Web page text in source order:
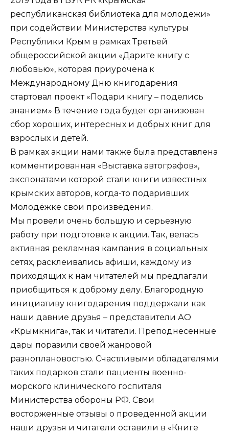
республиканская библиотека для молодежи»
при содействии Министерства культуры
Республики Крым в рамках Третьей
общероссийской акции «Дарите книгу с
любовью», которая приурочена к
Международному Дню книгодарения
стартовал проект «Подари книгу – поделись
знанием» В течение года будет организован
сбор хороших, интересных и добрых книг для
взрослых и детей.
В рамках акции нами также была представлена
комментированная «Выставка автографов»,
экспонатами которой стали книги известных
крымских авторов, когда-то подаривших
Молодёжке свои произведения.
Мы провели очень большую и серьезную
работу при подготовке к акции. Так, велась
активная рекламная кампания в социальных
сетях, расклеивались афиши, каждому из
приходящих к нам читателей мы предлагали
приобщиться к доброму делу. Благородную
инициативу книгодарения поддержали как
наши давние друзья – представители АО
«Крымкнига», так и читатели. Преподнесенные
дары поразили своей жанровой
разноплановостью. Счастливыми обладателями
таких подарков стали пациенты военно-
морского клинического госпиталя
Министерства обороны РФ. Свои
восторженные отзывы о проведенной акции
наши друзья и читатели оставили в «Книге